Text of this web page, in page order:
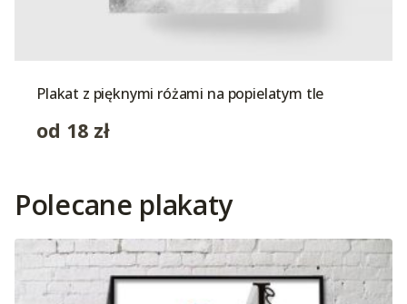
Plakat z pięknymi różami na popielatym tle
od 18 zł
Polecane plakaty